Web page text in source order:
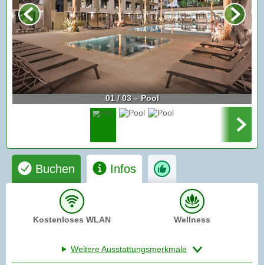
01 / 03 – Pool
Buchen Infos
Kostenloses WLAN Wellness
Weitere Ausstattungsmerkmale